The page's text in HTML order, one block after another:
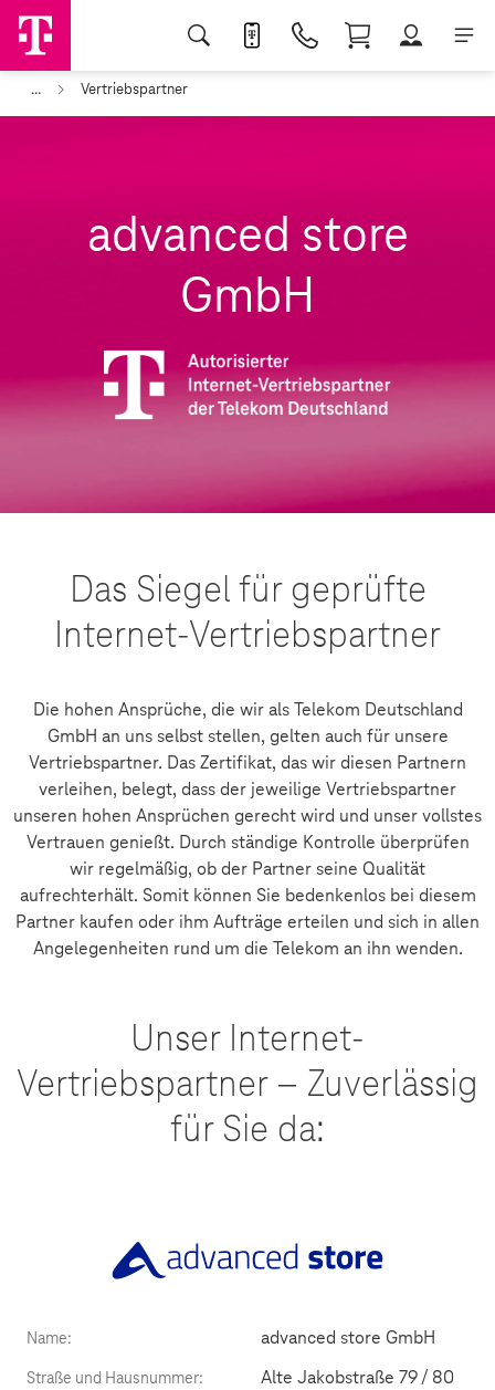
... Vertriebspartner
advanced store
GmbH
Das Siegel für geprüfte
Internet-Vertriebspartner
Die hohen Ansprüche, die wir als Telekom Deutschland
GmbH an uns selbst stellen, gelten auch für unsere
Vertriebspartner. Das Zertifikat, das wir diesen Partnern
verleihen, belegt, dass der jeweilige Vertriebspartner
unseren hohen Ansprüchen gerecht wird und unser vollstes
Vertrauen genießt. Durch ständige Kontrolle überprüfen
wir regelmäßig, ob der Partner seine Qualität
aufrechterhält. Somit können Sie bedenkenlos bei diesem
Partner kaufen oder ihm Aufträge erteilen und sich in allen
Angelegenheiten rund um die Telekom an ihn wenden.
Unser Internet-
Vertriebspartner – Zuverlässig
für Sie da:
Name: advanced store GmbH
Straße und Hausnummer: Alte Jakobstraße 79 / 80